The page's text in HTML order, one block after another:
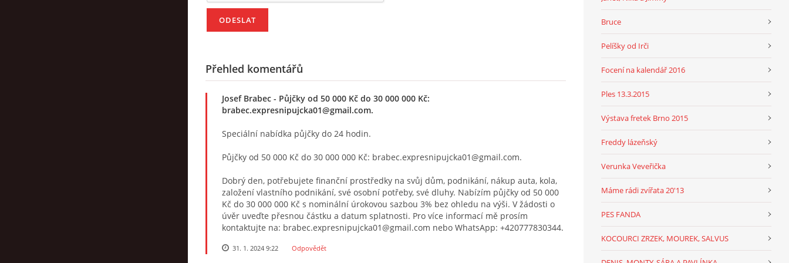
Přehled komentářů
Josef Brabec - Půjčky od 50 000 Kč do 30 000 000 Kč:
brabec.expresnipujcka01@gmail.com.
Speciální nabídka půjčky do 24 hodin.
Půjčky od 50 000 Kč do 30 000 000 Kč: brabec.expresnipujcka01@gmail.com.
Dobrý den, potřebujete finanční prostředky na svůj dům, podnikání, nákup auta, kola,
založení vlastního podnikání, své osobní potřeby, své dluhy. Nabízím půjčky od 50 000
Kč do 30 000 000 Kč s nominální úrokovou sazbou 3% bez ohledu na výši. V žádosti o
úvěr uveďte přesnou částku a datum splatnosti. Pro více informací mě prosím
kontaktujte na: brabec.expresnipujcka01@gmail.com nebo WhatsApp: +420777830344.
31. 1. 2024 9:22 Odpovědět
Bruce
Pelíšky od Irči
Focení na kalendář 2016
Ples 13.3.2015
Výstava fretek Brno 2015
Freddy lázeňský
Verunka Veveřička
Máme rádi zvířata 20'13
PES FANDA
KOCOURCI ZRZEK, MOUREK, SALVUS